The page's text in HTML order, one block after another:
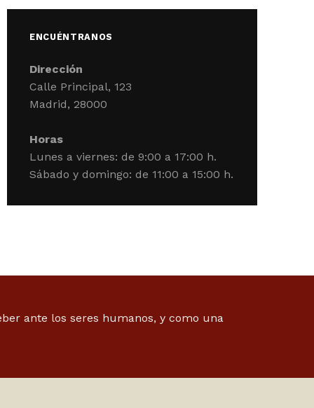
ENCUÉNTRANOS
Dirección
Calle Principal, 123
Madrid, 28000
Horas
Lunes a viernes: de 9:00 a 17:00 h.
Sábado y domingo: de 11:00 a 15:00 h.
ante los seres humanos, y como una